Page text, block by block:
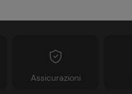
Assicurazioni